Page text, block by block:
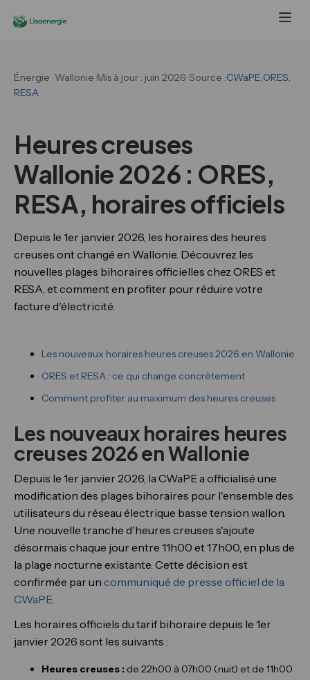
Énergie · Wallonie ·Mis à jour : juin 2026· Source :CWaPE,ORES,
RESA
Heures creuses
Wallonie 2026 : ORES,
RESA, horaires officiels
Depuis le 1er janvier 2026, les horaires des heures
creuses ont changé en Wallonie. Découvrez les
nouvelles plages bihoraires officielles chez ORES et
RESA, et comment en profiter pour réduire votre
facture d'électricité.
Les nouveaux horaires heures creuses 2026 en Wallonie
ORES et RESA : ce qui change concrètement
Comment profiter au maximum des heures creuses
Les nouveaux horaires heures
creuses 2026 en Wallonie
Depuis le 1er janvier 2026, la CWaPE a officialisé une
modification des plages bihoraires pour l'ensemble des
utilisateurs du réseau électrique basse tension wallon.
Une nouvelle tranche d'heures creuses s'ajoute
désormais chaque jour entre 11h00 et 17h00, en plus de
la plage nocturne existante. Cette décision est
confirmée par un communiqué de presse officiel de la
CWaPE.
Les horaires officiels du tarif bihoraire depuis le 1er
janvier 2026 sont les suivants :
Heures creuses : de 22h00 à 07h00 (nuit) et de 11h00